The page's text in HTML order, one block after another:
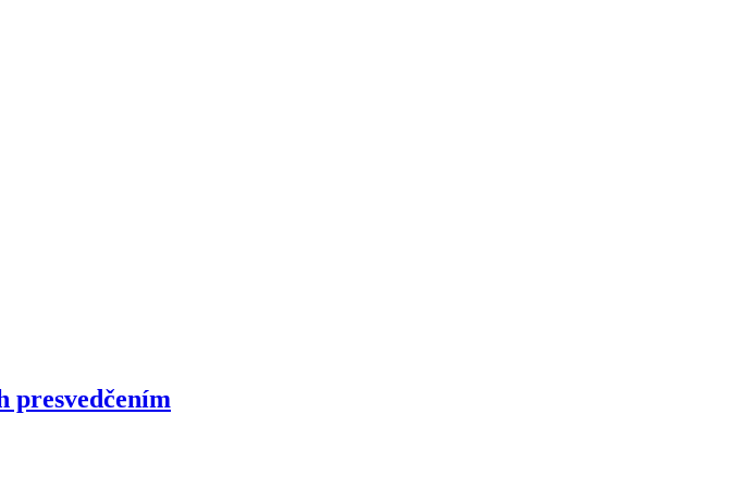
presvedčením